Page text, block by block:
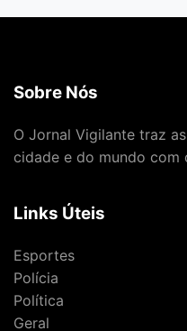
Sobre Nós
O Jornal Vigilante traz
cidade e do mundo com
Links Úteis
Esportes
Polícia
Política
Geral